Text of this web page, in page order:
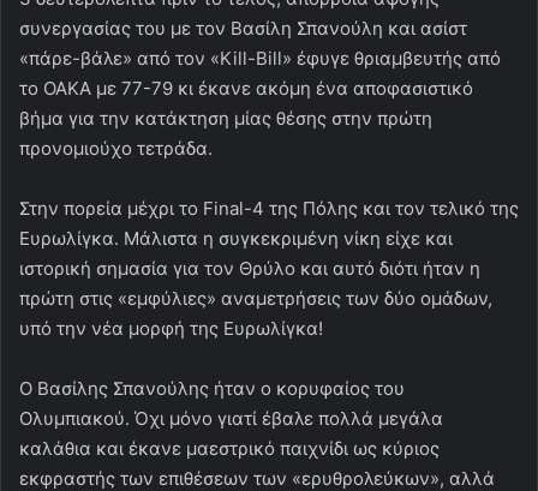
συνεργασίας του με τον Βασίλη Σπανούλη και ασίστ
«πάρε-βάλε» από τον «Kill-Bill» έφυγε θριαμβευτής από
το ΟΑΚΑ με 77-79 κι έκανε ακόμη ένα αποφασιστικό
βήμα για την κατάκτηση μίας θέσης στην πρώτη
προνομιούχο τετράδα.
Στην πορεία μέχρι το Final-4 της Πόλης και τον τελικό της
Ευρωλίγκα. Μάλιστα η συγκεκριμένη νίκη είχε και
ιστορική σημασία για τον Θρύλο και αυτό διότι ήταν η
πρώτη στις «εμφύλιες» αναμετρήσεις των δύο ομάδων,
υπό την νέα μορφή της Ευρωλίγκα!
Ο Βασίλης Σπανούλης ήταν ο κορυφαίος του
Ολυμπιακού. Όχι μόνο γιατί έβαλε πολλά μεγάλα
καλάθια και έκανε μαεστρικό παιχνίδι ως κύριος
εκφραστής των επιθέσεων των «ερυθρολεύκων», αλλά